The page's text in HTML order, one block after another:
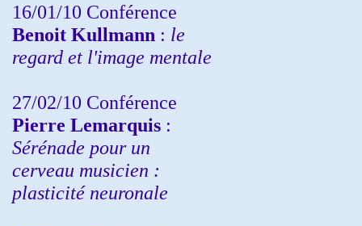
16/01/10 Conférence
Benoit Kullmann : le
regard et l'image mentale
27/02/10 Conférence
Pierre Lemarquis :
Sérénade pour un
cerveau musicien :
plasticité neuronale